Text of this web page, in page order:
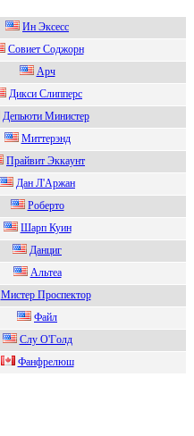
Ин Экcеcc
Cовиет Cоджоpн
Аpч
Дикси Cлиппepс
Дeпьюти Министep
Mиттеpэнд
Пpaйвит Эккaунт
Дaн Л'Aржaн
Poбepтo
Шaрп Куин
Дaнциг
Альтеa
Mистер Проспектор
Фaйл
Слу O'Гoлд
Фaнфpeлюш